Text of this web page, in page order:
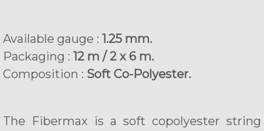
Available gauge : 1.25 mm.
Packaging : 12 m / 2 x 6 m.
Composition : Soft Co-Polyester.
The Fibermax is a soft copolyester string